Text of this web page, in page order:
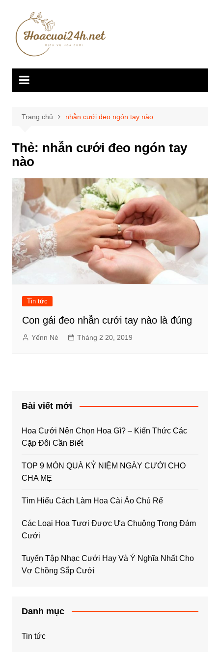
phần
Trang chủ nhẫn cưới đeo ngón tay nào
Thẻ: nhẫn cưới đeo ngón tay
nào
Tin tức
Con gái đeo nhẫn cưới tay nào là đúng
Yếnn Nè Tháng 2 20, 2019
Bài viết mới
Hoa Cưới Nên Chọn Hoa Gì? – Kiến Thức Các
Cặp Đôi Cần Biết
TOP 9 MÓN QUÀ KỶ NIỆM NGÀY CƯỚI CHO
CHA MẸ
Tìm Hiểu Cách Làm Hoa Cài Áo Chú Rể
Các Loại Hoa Tươi Được Ưa Chuộng Trong Đám
Cưới
Tuyển Tập Nhạc Cưới Hay Và Ý Nghĩa Nhất Cho
Vợ Chồng Sắp Cưới
Danh mục
Tin tức